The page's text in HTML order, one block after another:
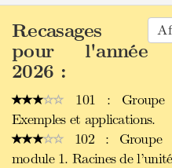
Recasages
pour l'année
2026 :
101 : Groupe
Exemples et applications.
102 : Groupe
module 1. Racines de